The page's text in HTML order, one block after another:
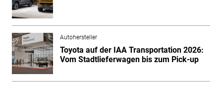
Autohersteller
Toyota auf der IAA Transportation 2026:
Vom Stadtlieferwagen bis zum Pick-up